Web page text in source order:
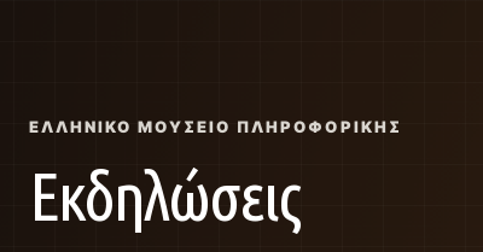
ΕΛΛΗΝΙΚΌ ΜΟΥΣΕΊΟ ΠΛΗΡΟΦΟΡΙΚΉΣ
Εκδηλώσεις